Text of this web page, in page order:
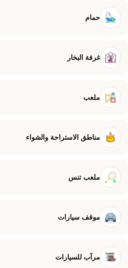
حمام
غرفة البخار
ملعب
مناطق الاستراحة والشواء
ملعب تنس
موقف سيارات
مرآب للسيارات